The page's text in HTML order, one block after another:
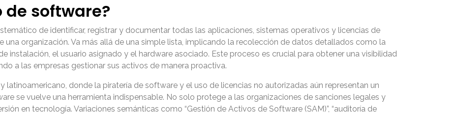
de software?
de identificar, registrar y documentar todas las aplicaciones, sistemas operativos y licencias de
organización. Va más allá de una simple lista, implicando la recolección de datos detallados como la
instalación, el usuario asignado y el hardware asociado. Este proceso es crucial para obtener una visibilidad
a las empresas gestionar sus activos de manera proactiva.
donde la piratería de software y el uso de licencias no autorizadas aún representan un
se vuelve una herramienta indispensable. No solo protege a las organizaciones de sanciones legales y
en tecnología. Variaciones semánticas como “Gestión de Activos de Software (SAM)”, “auditoría de